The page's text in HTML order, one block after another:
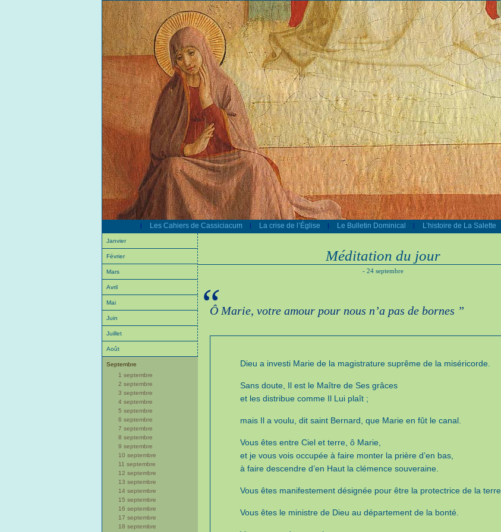
| Les Cahiers de Cassiciacum | La crise de l’Église | Le Bulletin Dominical | L’histoire de La Salette
Janvier
Février
Mars
Avril
Mai
Juin
Juillet
Août
Septembre
1 septembre
2 septembre
3 septembre
4 septembre
5 septembre
6 septembre
7 septembre
8 septembre
9 septembre
10 septembre
11 septembre
12 septembre
13 septembre
14 septembre
15 septembre
16 septembre
17 septembre
18 septembre
Méditation du jour
- 24 septembre
“Ô Marie, votre amour pour nous n’a pas de bornes ”
Dieu a investi Marie de la magistrature suprême de la miséricorde.
Sans doute, Il est le Maître de Ses grâces
et les distribue comme Il Lui plaît ;
mais Il a voulu, dit saint Bernard, que Marie en fût le canal.
Vous êtes entre Ciel et terre, ô Marie,
et je vous vois occupée à faire monter la prière d’en bas,
à faire descendre d’en Haut la clémence souveraine.
Vous êtes manifestement désignée pour être la protectrice de la terre.
Vous êtes le ministre de Dieu au département de la bonté.